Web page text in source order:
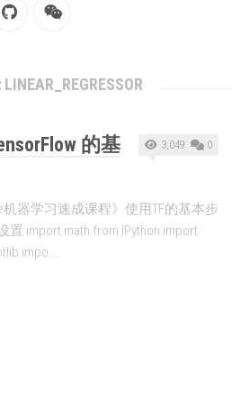
LINEAR_REGRESSOR
3,049 0
的基
器学习速成课程》使用TF的基本步
import math from IPython import
impo...